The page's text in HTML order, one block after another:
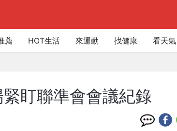
薦 HOT生活 來運動 找健康 看天氣
盯聯準會會議紀錄